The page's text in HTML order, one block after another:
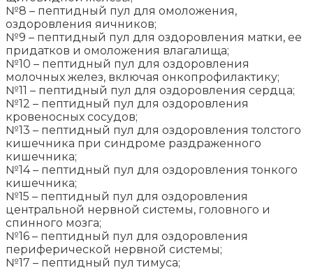
№8 – пептидный пул для омоложения,
оздоровления яичников;
№9 – пептидный пул для оздоровления матки, ее
придатков и омоложения влагалища;
№10 – пептидный пул для оздоровления
молочных желез, включая онкопрофилактику;
№11 – пептидный пул для оздоровления сердца;
№12 – пептидный пул для оздоровления
кровеносных сосудов;
№13 – пептидный пул для оздоровления толстого
кишечника при синдроме раздраженного
кишечника;
№14 – пептидный пул для оздоровления тонкого
кишечника;
№15 – пептидный пул для оздоровления
центральной нервной системы, головного и
спинного мозга;
№16 – пептидный пул для оздоровления
периферической нервной системы;
№17 – пептидный пул тимуса;